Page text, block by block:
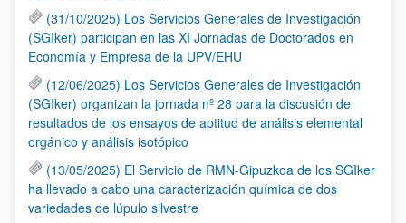
(31/10/2025) Los Servicios Generales de Investigación
(SGIker) participan en las XI Jornadas de Doctorados en
Economía y Empresa de la UPV/EHU
(12/06/2025) Los Servicios Generales de Investigación
(SGIker) organizan la jornada nº 28 para la discusión de
resultados de los ensayos de aptitud de análisis elemental
orgánico y análisis isotópico
(13/05/2025) El Servicio de RMN-Gipuzkoa de los SGIker
ha llevado a cabo una caracterización química de dos
variedades de lúpulo silvestre